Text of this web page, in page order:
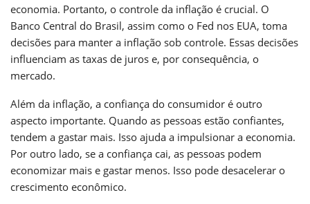
economia. Portanto, o controle da inflação é crucial. O
Banco Central do Brasil, assim como o Fed nos EUA, toma
decisões para manter a inflação sob controle. Essas decisões
influenciam as taxas de juros e, por consequência, o
mercado.
Além da inflação, a confiança do consumidor é outro
aspecto importante. Quando as pessoas estão confiantes,
tendem a gastar mais. Isso ajuda a impulsionar a economia.
Por outro lado, se a confiança cai, as pessoas podem
economizar mais e gastar menos. Isso pode desacelerar o
crescimento econômico.